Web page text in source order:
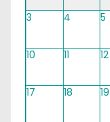
3 4 5
10 11 12
17 18 19